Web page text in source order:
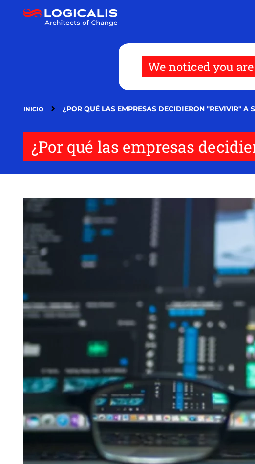
contenido
We noticed you
INICIO ¿POR QUÉ LAS EMPRESAS DECIDIERON "REVIVIR" A
¿Por qué las empresas